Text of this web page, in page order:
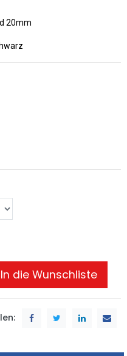
20mm
In die Wunschliste